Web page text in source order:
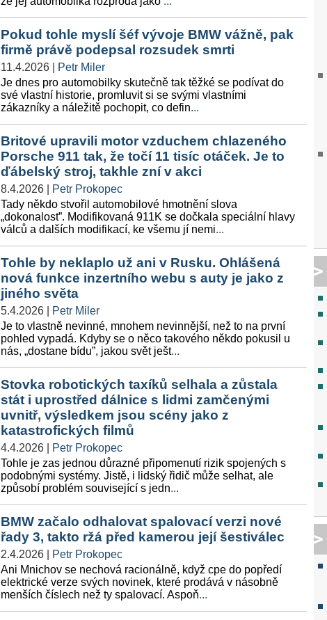
Pokud tohle myslí šéf vývoje BMW vážně, pak
firmě právě podepsal rozsudek smrti
11.4.2026
Petr Miler
Je dnes pro automobilky skutečně tak těžké se podívat do
své vlastní historie, promluvit si se svými vlastními
zákazníky a náležitě pochopit, co defin...
Britové upravili motor vzduchem chlazeného
Porsche 911 tak, že točí 11 tisíc otáček. Je to
ďábelský stroj, takhle zní v akci
8.4.2026
Petr Prokopec
Tady někdo stvořil automobilové hmotnění slova
„dokonalost”. Modifikovaná 911K se dočkala speciální hlavy
válců a dalších modifikací, ke všemu jí nemi...
Tohle by neklaplo už ani v Rusku. Ohlášená
nová funkce inzertního webu s auty je jako z
jiného světa
5.4.2026
Petr Miler
Je to vlastně nevinné, mnohem nevinnější, než to na první
pohled vypadá. Kdyby se o něco takového někdo pokusil u
nás, „dostane bídu”, jakou svět ješt...
Stovka robotických taxíků selhala a zůstala
stát i uprostřed dálnice s lidmi zamčenými
uvnitř, výsledkem jsou scény jako z
katastrofických filmů
4.4.2026
Petr Prokopec
Tohle je zas jednou důrazné připomenutí rizik spojených s
podobnými systémy. Jistě, i lidský řidič může selhat, ale
způsobí problém související s jedn...
BMW začalo odhalovat spalovací verzi nové
řady 3, takto ržá před kamerou její šestiválec
2.4.2026
Petr Prokopec
Ani Mnichov se nechová racionálně, když cpe do popředí
elektrické verze svých novinek, které prodává v násobně
menších číslech než ty spalovací. Aspoň...